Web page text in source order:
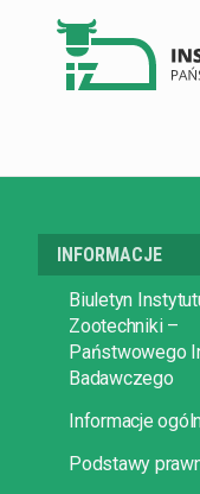
INFORMACJE
Biuletyn
Zootechniki –
Państwowego
Badawczego
Informacje
Podstawy